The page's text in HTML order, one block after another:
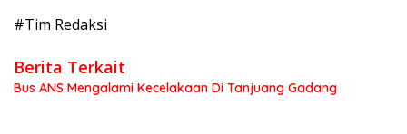
#Tim Redaksi
Berita Terkait
Bus ANS Mengalami Kecelakaan Di Tanjuang Gadang